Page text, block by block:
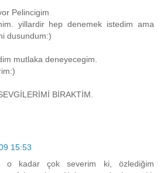
Pelincigim
yillardir hep denemek istedim ama
dusundum:)
mutlaka deneyecegim.
BİRAKTİM.
15:53
o kadar çok severim ki, özlediğim